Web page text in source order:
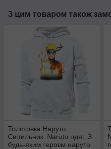
З цим товаром також
Толстовка Наруто
Світильник. Naruto одяг. З
будь-яким героєм наруто